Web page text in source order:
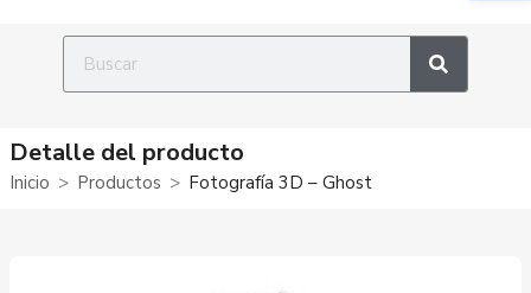
Detalle del producto
Inicio Productos Fotografía 3D – Ghost